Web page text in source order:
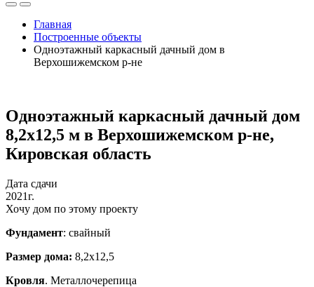
Главная
Построенные объекты
Одноэтажный каркасный дачный дом в
Верхошижемском р-не
Одноэтажный каркасный дачный дом
8,2х12,5 м в Верхошижемском р-не,
Кировская область
Дата сдачи
2021г.
Хочу дом по этому проекту
Фундамент: свайный
Размер дома: 8,2х12,5
Кровля. Металлочерепица